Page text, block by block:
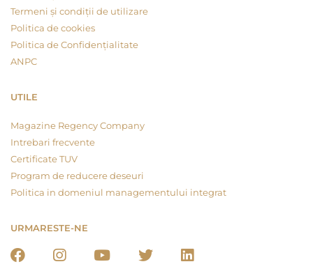
Termeni și condiții de utilizare
Politica de cookies
Politica de Confidențialitate
ANPC
UTILE
Magazine Regency Company
Intrebari frecvente
Certificate TUV
Program de reducere deseuri
Politica in domeniul managementului integrat
URMARESTE-NE